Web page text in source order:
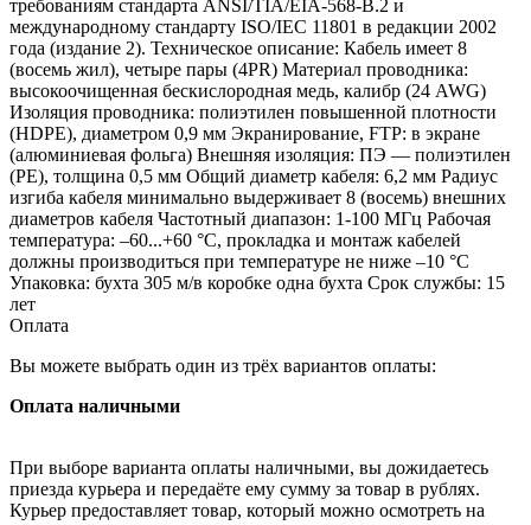
требованиям стандарта ANSI/TIA/EIA-568-B.2 и
международному стандарту ISO/IEC 11801 в редакции 2002
года (издание 2). Техническое описание: Кабель имеет 8
(восемь жил), четыре пары (4PR) Материал проводника:
высокоочищенная бескислородная медь, калибр (24 AWG)
Изоляция проводника: полиэтилен повышенной плотности
(HDPE), диаметром 0,9 мм Экранирование, FTP: в экране
(алюминиевая фольга) Внешняя изоляция: ПЭ — полиэтилен
(PE), толщина 0,5 мм Общий диаметр кабеля: 6,2 мм Радиус
изгиба кабеля минимально выдерживает 8 (восемь) внешних
диаметров кабеля Частотный диапазон: 1-100 МГц Рабочая
температура: –60...+60 °C, прокладка и монтаж кабелей
должны производиться при температуре не ниже –10 °C
Упаковка: бухта 305 м/в коробке одна бухта Срок службы: 15
лет
Оплата
Вы можете выбрать один из трёх вариантов оплаты:
Оплата наличными
При выборе варианта оплаты наличными, вы дожидаетесь
приезда курьера и передаёте ему сумму за товар в рублях.
Курьер предоставляет товар, который можно осмотреть на